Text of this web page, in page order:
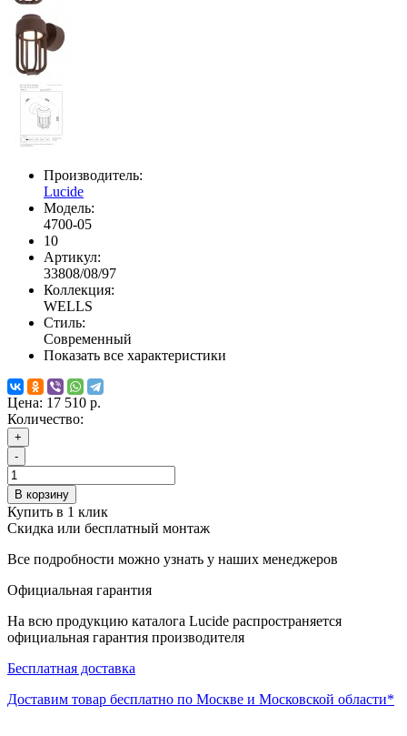
Производитель:
Lucide
Модель:
4700-05
10
Артикул:
33808/08/97
Коллекция:
WELLS
Стиль:
Современный
Показать все характеристики
Цена: 17 510 р.
Количество:
+
-
В корзину
Купить в 1 клик
Скидка или бесплатный монтаж
Все подробности можно узнать у наших менеджеров
Официальная гарантия
На всю продукцию каталога Lucide распространяется
официальная гарантия производителя
Бесплатная доставка
Доставим товар бесплатно по Москве и Московской области*